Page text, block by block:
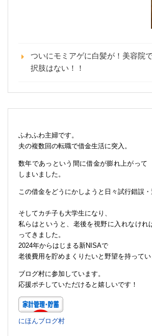
ついにモミアゲに白髪が！美容院
択肢はない！！
ふわふわ主婦です。
夫の複数回の転職で借金生活に突入。
数年であっという間に借金が膨れ上がって
しまいました。
この借金をどうにかしようと日々試行錯誤・
そしてカチ子も大学生になり、
私らはというと、老後を視野に入れなけれ
ってきました。
2024年からはじまる新NISAで
老後費用を貯めまくりたいと野望を持ってい
ブログ村に参加しています。
応援ポチしていただけると嬉しいです！
にほんブログ村